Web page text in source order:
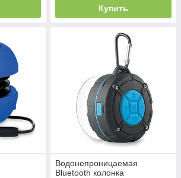
Купить
Водонепроницаемая
Bluetooth колонка